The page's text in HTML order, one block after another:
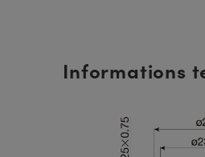
Informations